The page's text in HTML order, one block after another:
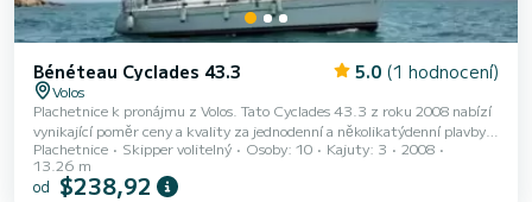
Bénéteau Cyclades 43.3 5.0 (1 hodnocení)
Volos
Plachetnice k pronájmu z Volos. Tato Cyclades 43.3 z roku 2008 nabízí
vynikající poměr ceny a kvality za jednodenní a několikatýdenní plavby.
Počet komfortních kajut: 3 a počet osob na lodi: 6. S celkovou délkou13
m a výkonem HP bude tato loď vaším nejlepším společníkem na
nezapomenutelné dovolené v okolí Volos Cyclades 43.3 je vybaven 3
Plachetnice Skipper volitelný Osoby: 10 Kajuty: 3
2008
13.26 m
od $238,92